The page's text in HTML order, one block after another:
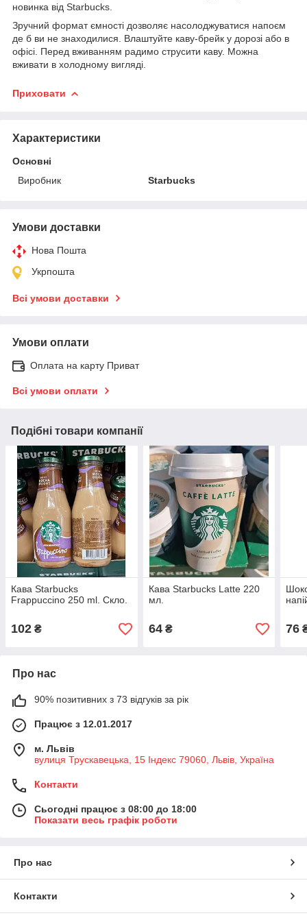
новинка від Starbucks.
Зручний формат ємності дозволяє насолоджуватися напоєм
де б ви не знаходилися. Влаштуйте каву-брейк у дорозі або в
офісі. Перед вживанням радимо струсити каву. Можна
вживати в холодному вигляді.
Приховати
Характеристики
Основні
Виробник
Starbucks
Умови доставки
Нова Пошта
Укрпошта
Всі умови доставки
Умови оплати
Оплата на карту Приват
Всі умови оплати
Подібні товари компанії
Кава Starbucks
Frappuccino 250 ml. Скло.
102 ₴
Кава Starbucks Latte 220
мл.
64₴ 76
Про нас
90% позитивних з 73 відгуків за рік
Працює з 12.01.2017
м. Львів
вулиця Трускавецька, 15 Індекс 79060, Львів, Україна
Контакти
Сьогодні працює з 08:00 до 18:00
Показати весь графік роботи
Про нас
Контакти